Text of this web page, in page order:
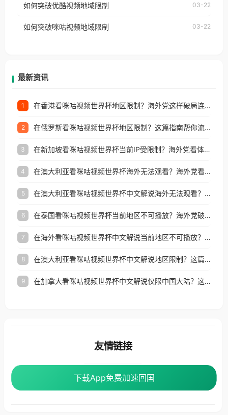
权限制所困扰。
制问题，且仅能在中国大陆地区播放。 遇到这个问题
户收听网易云音乐地区版权限制」的问题，无论人在
如何突破优酷视频地域限制 03-22
如何突破咪咕视频地域限制 03-22
最新资讯
1 在香港看咪咕视频世界杯地区限制？海外党这样破局连看7天不卡顿！
2 在俄罗斯看咪咕视频世界杯地区限制？这篇指南帮你流畅看中文解说赛事
3 在新加坡看咪咕视频世界杯当前IP受限制？海外党看体育赛事的终极破局指南
4 在澳大利亚看咪咕视频世界杯海外无法观看？海外党看国内体育直播的终极解法
5 在澳大利亚看咪咕视频世界杯中文解说海外无法观看？这篇指南帮你搞定所有体育直播难题
6 在泰国看咪咕视频世界杯当前地区不可播放？海外党破局看中文解说赛事指南
7 在海外看咪咕视频世界杯中文解说当前地区不可播放？这篇指南帮你搞定所有体育赛事直播难题
8 在澳大利亚看咪咕视频世界杯中文解说地区限制？这篇指南帮你搞定海外观赛难题
9 在加拿大看咪咕视频世界杯中文解说仅限中国大陆？这篇指南帮你轻松解锁中文解说和赛事直播
下载App免费加速回国
下载App免费加速回国
友情链接